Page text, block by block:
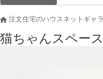
注文住宅のハウスネットギャ
猫ちゃんスペース